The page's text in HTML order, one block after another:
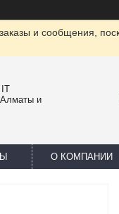
и сообщения,
IT
Алматы и
О КОМПАНИИ